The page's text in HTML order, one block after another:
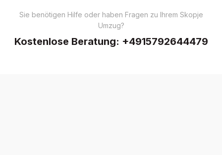
Sie benötigen Hilfe oder haben Fragen zu Ihrem Skopje
Umzug?
Kostenlose Beratung: +4915792644479